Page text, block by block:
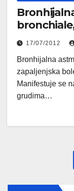
17/07/2012
Bronhijalna
zapaljenjska
Manifestuje se
grudima…